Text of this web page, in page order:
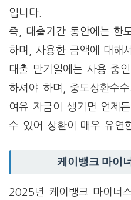
입니다.
즉, 대출기간 동안에는 한
하며, 사용한 금액에 대해
대출 만기일에는 사용 중
하셔야 하며, 중도상환수수
여유 자금이 생기면 언제
수 있어 상환이 매우 유연
케이뱅크 마이
2025년 케이뱅크 마이너